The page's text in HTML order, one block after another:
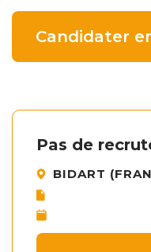
Candidater
Pas de
BIDART